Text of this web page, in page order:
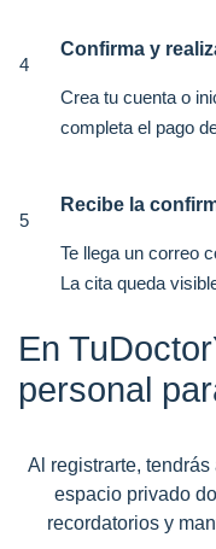
Confirma y
Crea tu cuenta o
completa el pago
4
Recibe la
Te llega un correo
La cita queda
5
En
personal
Al registrarte, tendrás
espacio privado
recordatorios y